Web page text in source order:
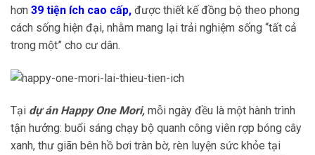
hơn 39 tiện ích cao cấp, được thiết kế đồng bộ theo phong
cách sống hiện đại, nhằm mang lại trải nghiệm sống “tất cả
trong một” cho cư dân.
Tại dự án Happy One Mori, mỗi ngày đều là một hành trình
tận hưởng: buổi sáng chạy bộ quanh công viên rợp bóng cây
xanh, thư giãn bên hồ bơi tràn bờ, rèn luyện sức khỏe tại